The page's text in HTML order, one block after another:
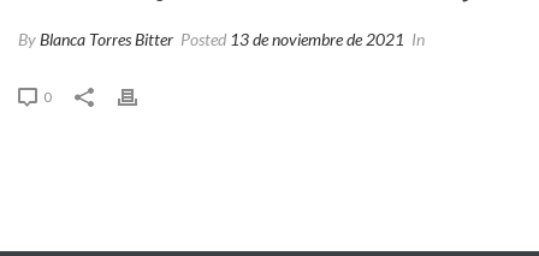
ByBlanca Torres Bitter Posted 13 de noviembre de 2021 In
0